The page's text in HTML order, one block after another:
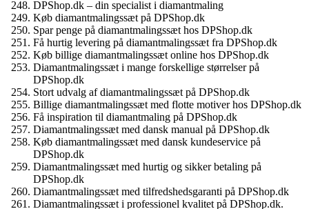
DPShop.dk – din specialist i diamantmaling
Køb diamantmalingssæt på DPShop.dk
Spar penge på diamantmalingssæt hos DPShop.dk
Få hurtig levering på diamantmalingssæt fra DPShop.dk
Køb billige diamantmalingssæt online hos DPShop.dk
Diamantmalingssæt i mange forskellige størrelser på
DPShop.dk
Stort udvalg af diamantmalingssæt på DPShop.dk
Billige diamantmalingssæt med flotte motiver hos DPShop.dk
Få inspiration til diamantmaling på DPShop.dk
Diamantmalingssæt med dansk manual på DPShop.dk
Køb diamantmalingssæt med dansk kundeservice på
DPShop.dk
Diamantmalingssæt med hurtig og sikker betaling på
DPShop.dk
Diamantmalingssæt med tilfredshedsgaranti på DPShop.dk
Diamantmalingssæt i professionel kvalitet på DPShop.dk.